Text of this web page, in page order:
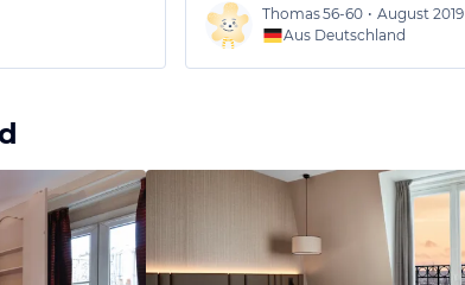
Thomas56-60 • August 2019
Aus Deutschland